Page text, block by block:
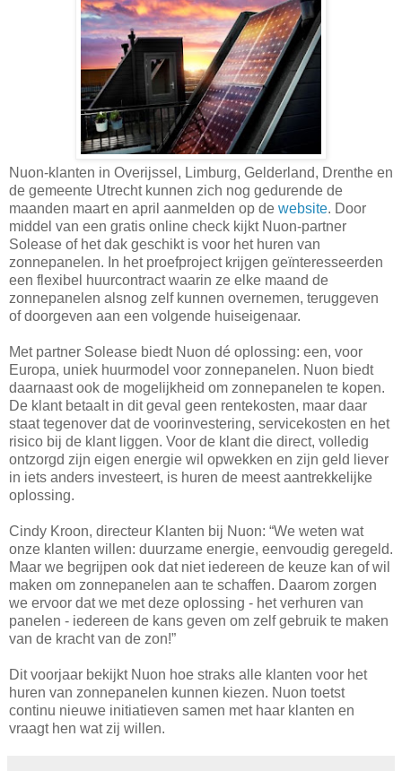
Nuon-klanten in Overijssel, Limburg, Gelderland, Drenthe en
de gemeente Utrecht kunnen zich nog gedurende de
maanden maart en april aanmelden op de website. Door
middel van een gratis online check kijkt Nuon-partner
Solease of het dak geschikt is voor het huren van
zonnepanelen. In het proefproject krijgen geïnteresseerden
een flexibel huurcontract waarin ze elke maand de
zonnepanelen alsnog zelf kunnen overnemen, teruggeven
of doorgeven aan een volgende huiseigenaar.
Met partner Solease biedt Nuon dé oplossing: een, voor
Europa, uniek huurmodel voor zonnepanelen. Nuon biedt
daarnaast ook de mogelijkheid om zonnepanelen te kopen.
De klant betaalt in dit geval geen rentekosten, maar daar
staat tegenover dat de voorinvestering, servicekosten en het
risico bij de klant liggen. Voor de klant die direct, volledig
ontzorgd zijn eigen energie wil opwekken en zijn geld liever
in iets anders investeert, is huren de meest aantrekkelijke
oplossing.
Cindy Kroon, directeur Klanten bij Nuon: “We weten wat
onze klanten willen: duurzame energie, eenvoudig geregeld.
Maar we begrijpen ook dat niet iedereen de keuze kan of wil
maken om zonnepanelen aan te schaffen. Daarom zorgen
we ervoor dat we met deze oplossing - het verhuren van
panelen - iedereen de kans geven om zelf gebruik te maken
van de kracht van de zon!”
Dit voorjaar bekijkt Nuon hoe straks alle klanten voor het
huren van zonnepanelen kunnen kiezen. Nuon toetst
continu nieuwe initiatieven samen met haar klanten en
vraagt hen wat zij willen.